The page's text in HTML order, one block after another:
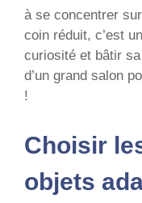
à se concentrer
coin réduit, c’est
curiosité et bâtir
d’un grand salon
!
Choisir
objets